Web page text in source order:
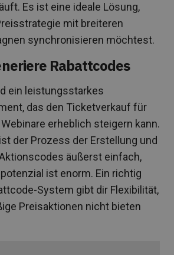
Es ist eine ideale Lösung,
mit breiteren
synchronisieren möchtest.
Rabattcodes
ein leistungsstarkes
das den Ticketverkauf für
erheblich steigern kann.
der Prozess der Erstellung und
äußerst einfach,
ist enorm. Ein richtig
System gibt dir Flexibilität,
Preisaktionen nicht bieten